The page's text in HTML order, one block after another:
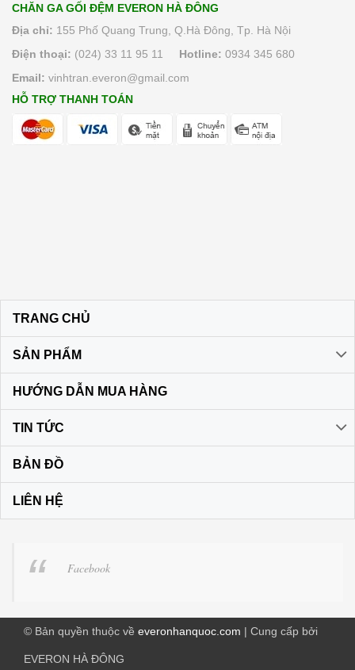
CHĂN GA GỐI ĐỆM EVERON HÀ ĐÔNG
Địa chỉ: 155 Phố Quang Trung, Q.Hà Đông, Tp. Hà Nội
Điện thoại: (024) 33 11 95 11 Hotline: 0934 345 680
Email: vinhtran.everon@gmail.com
HỖ TRỢ THANH TOÁN
TRANG CHỦ
SẢN PHẨM
HƯỚNG DẪN MUA HÀNG
TIN TỨC
BẢN ĐỒ
LIÊN HỆ
Facebook
© Bản quyền thuộc về everonhanquoc.com | Cung cấp bởi
EVERON HÀ ĐÔNG